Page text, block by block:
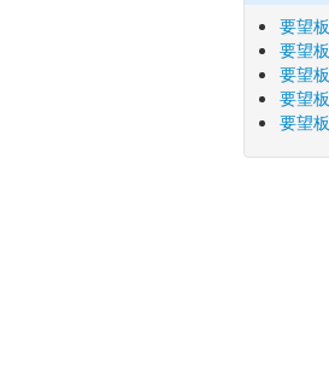
要望板
要望板
要望板
要望板
要望板